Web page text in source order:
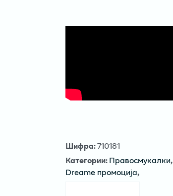
Шифра:710181
Категории:Правосмукалки,
Dreame промоција,